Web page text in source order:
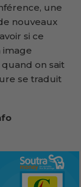
une
nouveaux
si ce
image
on sait
se traduit